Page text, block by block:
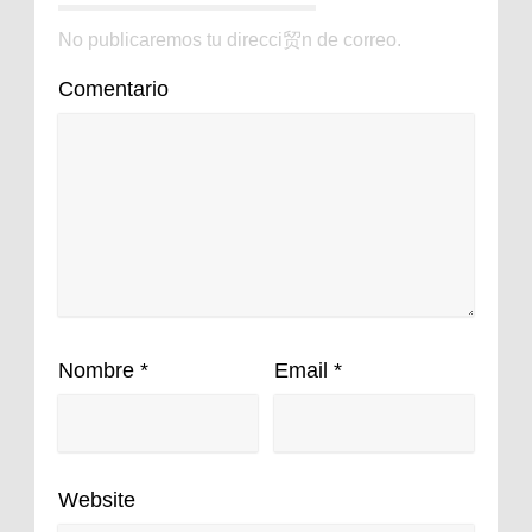
No publicaremos tu direcci贸n de correo.
Comentario
Nombre * Email *
Website